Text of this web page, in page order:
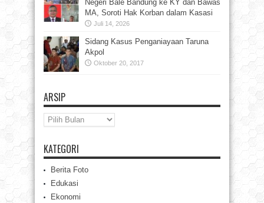
Negeri Bale Bandung ke KY dan Bawas
MA, Soroti Hak Korban dalam Kasasi
Juli 14, 2026
Sidang Kasus Penganiayaan Taruna
Akpol
Oktober 20, 2017
ARSIP
Arsip
KATEGORI
Berita Foto
Edukasi
Ekonomi